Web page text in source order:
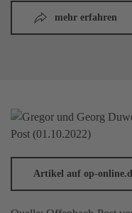
mehr erfahren
Artikel auf op-